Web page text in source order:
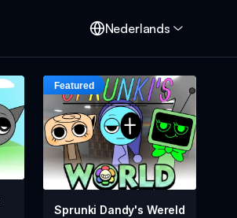
Nederlands
Sprunki Dandy's Wereld